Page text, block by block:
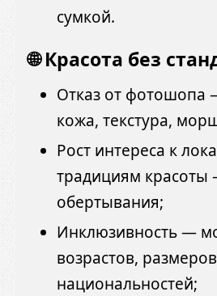
сумкой.
🌐 Красота без
Отказ от фотошопа
кожа, текстура,
Рост интереса к
традициям красоты
обертывания;
Инклюзивность —
возрастов,
национальностей;